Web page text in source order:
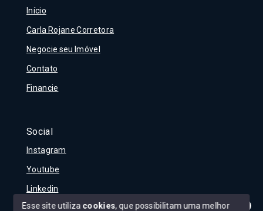
Início
Carla Rojane Corretora
Negocie seu Imóvel
Contato
Financie
Social
Instagram
Youtube
Linkedin
Esse site utiliza cookies, que possibilitam uma melhor